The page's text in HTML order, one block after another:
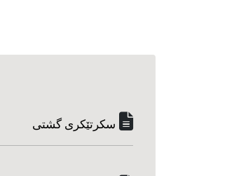
سکرتێکری گشتی